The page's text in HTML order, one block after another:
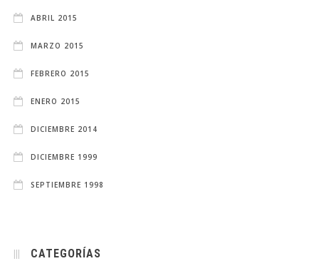
ABRIL 2015
MARZO 2015
FEBRERO 2015
ENERO 2015
DICIEMBRE 2014
DICIEMBRE 1999
SEPTIEMBRE 1998
CATEGORÍAS